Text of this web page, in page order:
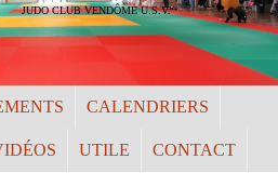
JUDO CLUB VENDÔME U.S.V.
CALENDRIERS
UTILE CONTACT